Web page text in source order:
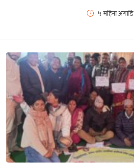
५ महिना अगाडि